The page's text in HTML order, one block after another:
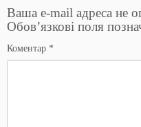
Ваша e-mail адреса не
Обов’язкові поля
Коментар *